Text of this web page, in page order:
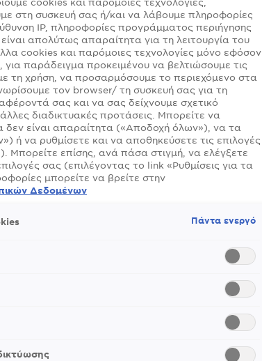
1
SLIDE 2
SLIDE 3
SLIDE 4
SLIDE 5
SLIDE 6
SLIDE 7
στη συσκευή σας ή/και να λάβουμε πληροφορίες
IP, πληροφορίες προγράμματος περιήγησης
απολύτως απαραίτητα για τη λειτουργία του
cookies και παρόμοιες τεχνολογίες μόνο εφόσον
παράδειγμα προκειμένου να βελτιώσουμε τις
τη χρήση, να προσαρμόσουμε το περιεχόμενο στα
τον browser/ τη συσκευή σας για τη
σας και να σας δείχνουμε σχετικό
διαδικτυακές προτάσεις. Μπορείτε να
δεν είναι απαραίτητα («Αποδοχή όλων»), να τα
ή να ρυθμίσετε και να αποθηκεύσετε τις επιλογές
Μπορείτε επίσης, ανά πάσα στιγμή, να ελέγξετε
σας (επιλέγοντας το link «Ρυθμίσεις για τα
μπορείτε να βρείτε στην
Δεδομένων
Πάντα ενεργό